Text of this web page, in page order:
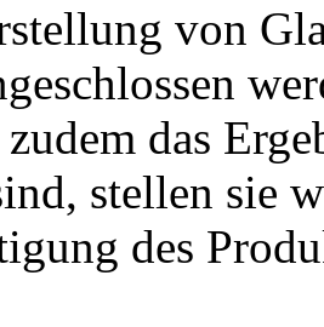
von
das
stellen sie
des